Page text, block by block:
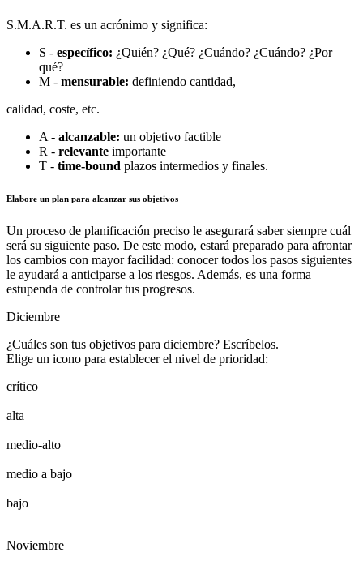
S.M.A.R.T. es un acrónimo y significa:
S - específico: ¿Quién? ¿Qué? ¿Cuándo? ¿Cuándo? ¿Por
qué?
M - mensurable: definiendo cantidad,
calidad, coste, etc.
A - alcanzable: un objetivo factible
R - relevante importante
T - time-bound plazos intermedios y finales.
Elabore un plan para alcanzar sus objetivos
Un proceso de planificación preciso le asegurará saber siempre cuál
será su siguiente paso. De este modo, estará preparado para afrontar
los cambios con mayor facilidad: conocer todos los pasos siguientes
le ayudará a anticiparse a los riesgos. Además, es una forma
estupenda de controlar tus progresos.
Diciembre
¿Cuáles son tus objetivos para diciembre? Escríbelos.
Elige un icono para establecer el nivel de prioridad:
crítico
alta
medio-alto
medio a bajo
bajo
Noviembre